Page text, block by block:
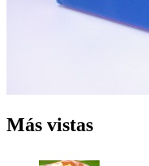
Más vistas